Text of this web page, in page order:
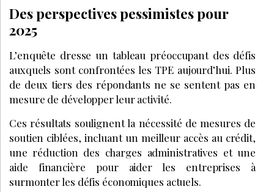
Des perspectives pessimistes pour
2025
L’enquête dresse un tableau préoccupant des défis
auxquels sont confrontées les TPE aujourd’hui. Plus
de deux tiers des répondants ne se sentent pas en
mesure de développer leur activité.
Ces résultats soulignent la nécessité de mesures de
soutien ciblées, incluant un meilleur accès au crédit,
une réduction des charges administratives et une
aide financière pour aider les entreprises à
surmonter les défis économiques actuels.